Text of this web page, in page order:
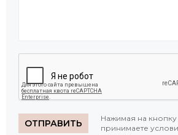
ОТПРАВИТЬ
Нажимая на кнопку
принимаете